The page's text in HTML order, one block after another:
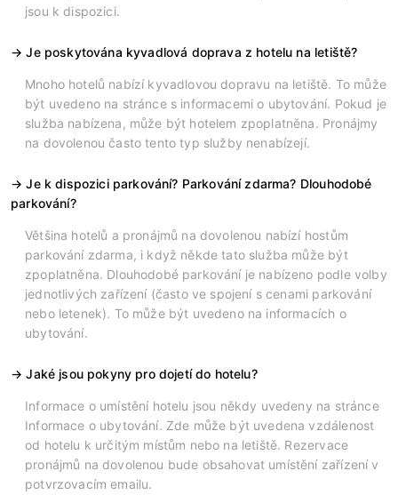
jsou k dispozici.
Je poskytována kyvadlová doprava z hotelu na letiště?
Mnoho hotelů nabízí kyvadlovou dopravu na letiště. To může
být uvedeno na stránce s informacemi o ubytování. Pokud je
služba nabízena, může být hotelem zpoplatněna. Pronájmy
na dovolenou často tento typ služby nenabízejí.
Je k dispozici parkování? Parkování zdarma? Dlouhodobé
parkování?
Většina hotelů a pronájmů na dovolenou nabízí hostům
parkování zdarma, i když někde tato služba může být
zpoplatněna. Dlouhodobé parkování je nabízeno podle volby
jednotlivých zařízení (často ve spojení s cenami parkování
nebo letenek). To může být uvedeno na informacích o
ubytování.
Jaké jsou pokyny pro dojetí do hotelu?
Informace o umístění hotelu jsou někdy uvedeny na stránce
Informace o ubytování. Zde může být uvedena vzdálenost
od hotelu k určitým místům nebo na letiště. Rezervace
pronájmů na dovolenou bude obsahovat umístění zařízení v
potvrzovacím emailu.